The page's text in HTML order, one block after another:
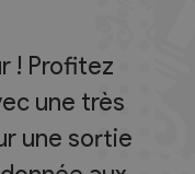
! Profitez
une très
une sortie